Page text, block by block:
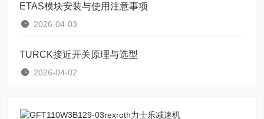
ETAS模块安装与使用注意事项
2026-04-03
TURCK接近开关原理与选型
2026-04-02